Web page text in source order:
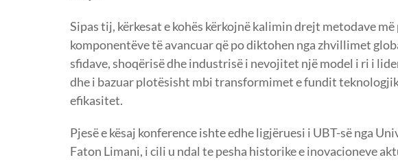
Sipas tij, kërkesat e kohës kërkojnë kalimin drejt metodave
komponentëve të avancuar që po diktohen nga zhvillimet
sfidave, shoqërisë dhe industrisë i nevojitet një model i ri i
dhe i bazuar plotësisht mbi transformimet e fundit
efikasitet.
Pjesë e kësaj konference ishte edhe ligjëruesi i UBT-së nga
Faton Limani, i cili u ndal te pesha historike e inovacioneve